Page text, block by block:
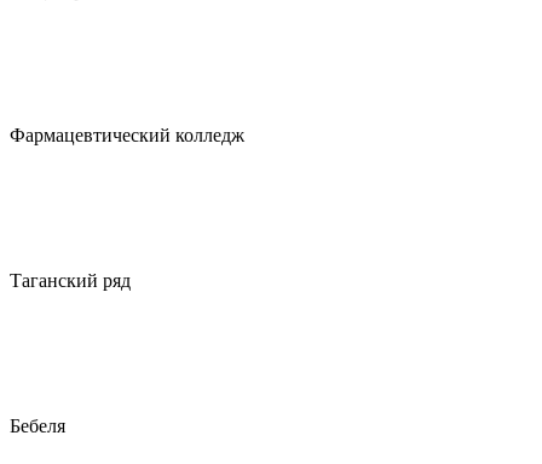
Фармацевтический колледж
Таганский ряд
Бебеля